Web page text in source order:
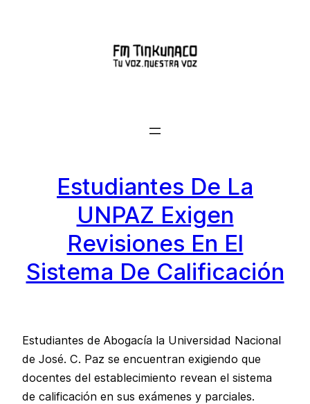
Estudiantes De La
UNPAZ Exigen
Revisiones En El
Sistema De Calificación
Estudiantes de Abogacía la Universidad Nacional
de José. C. Paz se encuentran exigiendo que
docentes del establecimiento revean el sistema
de calificación en sus exámenes y parciales.